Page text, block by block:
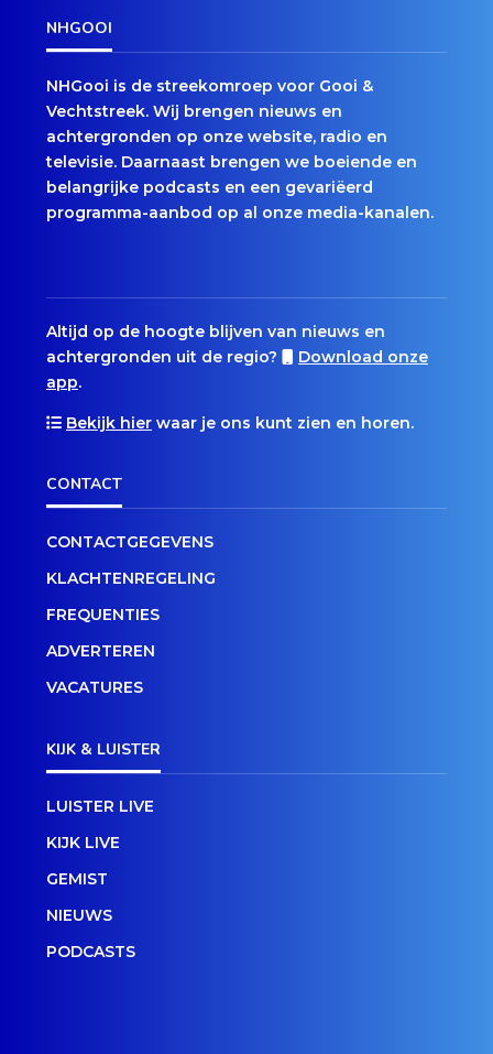
NHGOOI
NHGooi is de streekomroep voor Gooi &
Vechtstreek. Wij brengen nieuws en
achtergronden op onze website, radio en
televisie. Daarnaast brengen we boeiende en
belangrijke podcasts en een gevariëerd
programma-aanbod op al onze media-kanalen.
Altijd op de hoogte blijven van nieuws en
achtergronden uit de regio?
Download onze
app.
Bekijk hier waar je ons kunt zien en horen.
CONTACT
CONTACTGEGEVENS
KLACHTENREGELING
FREQUENTIES
ADVERTEREN
VACATURES
KIJK & LUISTER
LUISTER LIVE
KIJK LIVE
GEMIST
NIEUWS
PODCASTS